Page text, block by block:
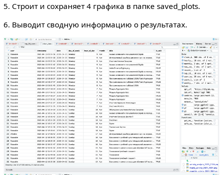
5. Строит и сохраняет 4 графика в папке saved_plots.
6. Выводит сводную информацию о результатах.